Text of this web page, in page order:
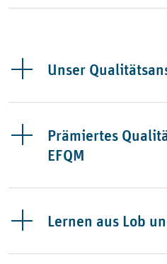
Unser
Prämiertes
EFQM
Lernen aus Lob